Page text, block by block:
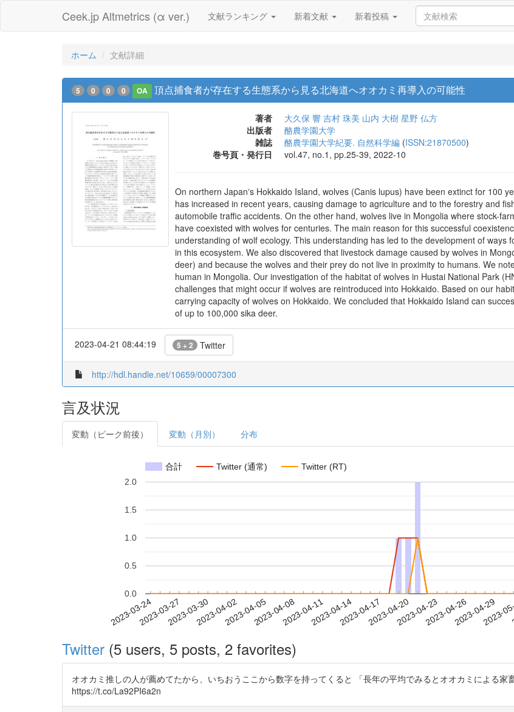
Ceek.jp Altmetrics (α ver.) 文献ランキング 新着文献 新着投稿
ホーム 文献詳細
5 0 0 0 OA 頂点捕食者が存在する生態系から見る北海道へオオカミ再導入の可能性
著者 大久保 響 吉村 珠美 山内 大樹 星野 仏方
出版者
酪農学園大学
雑誌
酪農学園大学紀要. 自然科学編 (ISSN:21870500)
巻号頁・発行日
vol.47, no.1, pp.25-39, 2022-10
On northern Japanʼs Hokkaido Island, wolves (Canis lupus) have been extinct for 100
has increased in recent years, causing damage to agriculture and to the forestry and
automobile traffic accidents. On the other hand, wolves live in Mongolia where stock-
have coexisted with wolves for centuries. The main reason for this successful
understanding of wolf ecology. This understanding has led to the development of
in this ecosystem. We also discovered that livestock damage caused by wolves in
deer) and because the wolves and their prey do not live in proximity to humans. We
human in Mongolia. Our investigation of the habitat of wolves in Hustai National Park
challenges that might occur if wolves are reintroduced into Hokkaido. Based on our
carrying capacity of wolves on Hokkaido. We concluded that Hokkaido Island can
of up to 100,000 sika deer.
2023-04-21 08:44:19 5 + 2 Twitter
http://hdl.handle.net/10659/00007300
言及状況
変動（ピーク前後） 変動（月別） 分布
合計 Twitter (通常) Twitter (RT)
2023-03-242023-03-272023-03-302023-04-022023-04-052023-04-082023-04-112023-04-142023-04-172023-04-202023-04-232023-04-262023-04-29
2023-
0.0
0.5
1.0
1.5
2.0
Twitter (5 users, 5 posts, 2 favorites)
オオカミ推しの人が薦めてたから、いちおうここから数字を持ってくると 「長年の平均でみるとオオカミによる
https://t.co/La92PI6a2n